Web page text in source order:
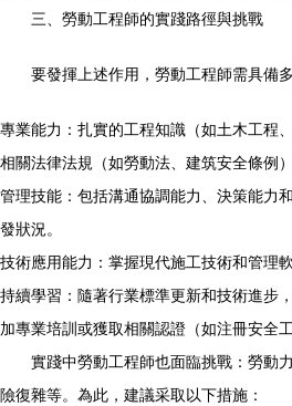
三、勞動工程師的實踐路徑與挑戰
要發揮上述作用，勞動工程師需具備
專業能力：扎實的工程知識（如土木工程
相關法律法規（如勞動法、建筑安全條例）
管理技能：包括溝通協調能力、決策能力
發狀況。
技術應用能力：掌握現代施工技術和管理
持續學習：隨著行業標準更新和技術進步
加專業培訓或獲取相關認證（如注冊安全工
實踐中勞動工程師也面臨挑戰：勞動
險復雜等。為此，建議采取以下措施：